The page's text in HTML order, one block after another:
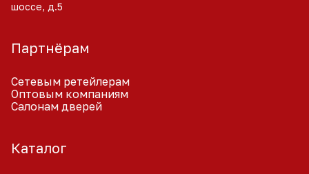
шоссе, д.5
Партнёрам
Сетевым ретейлерам
Оптовым компаниям
Салонам дверей
Каталог